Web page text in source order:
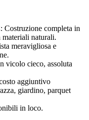
completa in
naturali.
meravigliosa e
vicolo cieco, assoluta
aggiuntivo
giardino, parquet
in loco.